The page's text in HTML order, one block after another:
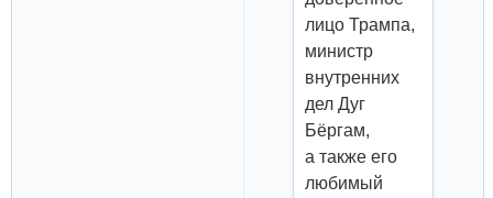
лицо Трампа,
министр
внутренних
дел Дуг
Бёргам,
а также его
любимый